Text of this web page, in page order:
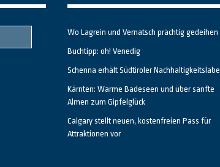
Wo Lagrein und Vernatsch prächtig gedeihen
Buchtipp: oh! Venedig
Schenna erhält Südtiroler Nachhaltigkeitslabel
Kärnten: Warme Badeseen und über sanfte
Almen zum Gipfelglück
Calgary stellt neuen, kostenfreien Pass für
Attraktionen vor